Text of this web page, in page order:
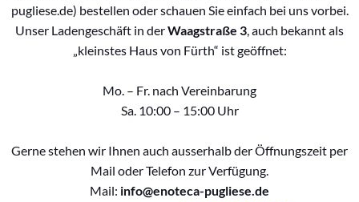
pugliese.de) bestellen oder schauen Sie einfach bei uns vorbei.
Unser Ladengeschäft in derWaagstraße 3, auch bekannt als
„kleinstes Haus von Fürth“ ist geöffnet:
Mo. – Fr. nach Vereinbarung
Sa. 10:00 – 15:00 Uhr
Gerne stehen wir Ihnen auch ausserhalb der Öffnungszeit per
Mail oder Telefon zur Verfügung.
Mail: info@enoteca-pugliese.de